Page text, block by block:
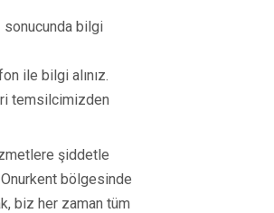
bilgi
ile bilgi alınız.
temsilcimizden
şiddetle
Onurkent bölgesinde
biz her zaman tüm